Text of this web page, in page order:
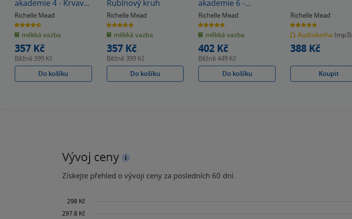
akademie 4 - Krvavý
slib
Richelle Mead
4.6
z
5
hvězdiček
měkká vazba
357 Kč
Běžně 399 Kč
Do košíku
Rubínový kruh
Richelle Mead
4.9
z
5
hvězdiček
měkká vazba
357 Kč
Běžně 399 Kč
Do košíku
akademie 6 -
Poslední oběť
Richelle Mead
4.7
z
5
hvězdiček
měkká vazba
402 Kč
Běžně449 Kč
Do košíku
Richelle Mead
4.7
z
5
hvězdiček
Audiokniha(mp3)
388 Kč
Koupit
Vývoj ceny
Získejte přehled o vývoji ceny za posledních 60 dní.